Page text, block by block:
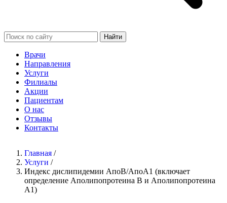
Найти
Врачи
Направления
Услуги
Филиалы
Акции
Пациентам
О нас
Отзывы
Контакты
Главная /
Услуги /
Индекс дислипидемии AпoВ/AпoА1 (включает
определение Аполипопротеина В и Аполипопротеина
А1)